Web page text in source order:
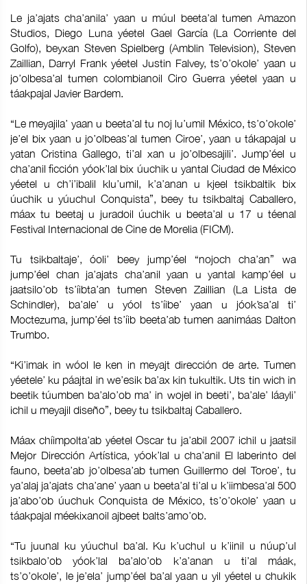
Le ja’ajats cha’anila’ yaan u múul beeta’al tumen Amazon
Studios, Diego Luna yéetel Gael García (La Corriente del
Golfo), beyxan Steven Spielberg (Amblin Television), Steven
Zaillian, Darryl Frank yéetel Justin Falvey, ts’o’okole’ yaan u
jo’olbesa’al tumen colombianoil Ciro Guerra yéetel yaan u
táakpajal Javier Bardem.
“Le meyajila’ yaan u beeta’al tu noj lu’umil México, ts’o’okole’
je’el bix yaan u jo’olbeas’al tumen Ciroe’, yaan u tákapajal u
yatan Cristina Gallego, ti’al xan u jo’olbesajili’. Jump’éel u
cha’anil ficción yóok’lal bix úuchik u yantal Ciudad de México
yéetel u ch’i’ibalil klu’umil, k’a’anan u kjeel tsikbaltik bix
úuchik u yúuchul Conquista”, beey tu tsikbaltaj Caballero,
máax tu beetaj u juradoil úuchik u beeta’al u 17 u téenal
Festival Internacional de Cine de Morelia (FICM).
Tu tsikbaltaje’, óoli’ beey jump’éel “nojoch cha’an” wa
jump’éel chan ja’ajats cha’anil yaan u yantal kamp’éel u
jaatsilo’ob ts’íibta’an tumen Steven Zaillian (La Lista de
Schindler), ba’ale’ u yóol ts’íibe’ yaan u jóok’sa’al ti’
Moctezuma, jump’éel ts’íib beeta’ab tumen aanimáas Dalton
Trumbo.
“Ki’imak in wóol le ken in meyajt dirección de arte. Tumen
yéetele’ ku páajtal in we’esik ba’ax kin tukultik. Uts tin wich in
beetik túumben ba’alo’ob ma’ in wojel in beeti’, ba’ale’ láayli’
ichil u meyajil diseño”, beey tu tsikbaltaj Caballero.
Máax chíimpolta’ab yéetel Oscar tu ja’abil 2007 ichil u jaatsil
Mejor Dirección Artística, yóok’lal u cha’anil El laberinto del
fauno, beeta’ab jo’olbesa’ab tumen Guillermo del Toroe’, tu
ya’alaj ja’ajats cha’ane’ yaan u beeta’al ti’al u k’iimbesa’al 500
ja’abo’ob úuchuk Conquista de México, ts’o’okole’ yaan u
táakpajal méekixanoil ajbeet balts’amo’ob.
“Tu juunal ku yúuchul ba’al. Ku k’uchul u k’iinil u núup’ul
tsikbalo’ob yóok’lal ba’alo’ob k’a’anan u ti’al máak,
ts’o’okole’, le je’ela’ jump’éel ba’al yaan u yil yéetel u chukik